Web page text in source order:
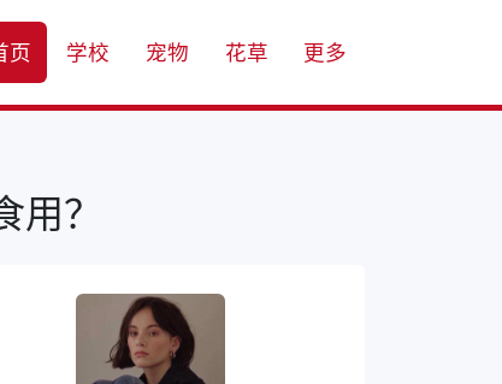
页 学校 宠物 花草 更多
？